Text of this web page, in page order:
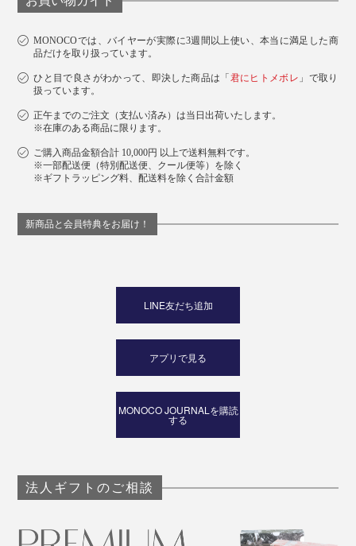
MONOCOでは、バイヤーが実際に3週間以上使い、本当に満足した商
品だけを取り扱っています。
ひと目で良さがわかって、即決した商品は「君にヒトメボレ 」で取り
扱っています。
正午までのご注文（支払い済み）は当日出荷いたします。
※在庫のある商品に限ります。
ご購入商品金額合計 10,000円 以上で送料無料です。
※一部配送便（特別配送便、クール便等）を除く
※ギフトラッピング料、配送料を除く合計金額
新商品と会員特典をお届け！
LINE友だち追加
アプリで見る
MONOCO JOURNALを購読
する
法人ギフトのご相談